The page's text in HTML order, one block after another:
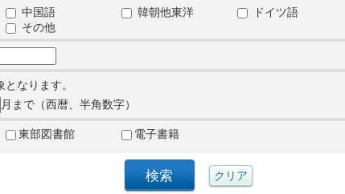
中国語 韓朝他東洋 ドイツ語
その他
なります。
月まで（西暦、半角数字）
東部図書館 電子書籍